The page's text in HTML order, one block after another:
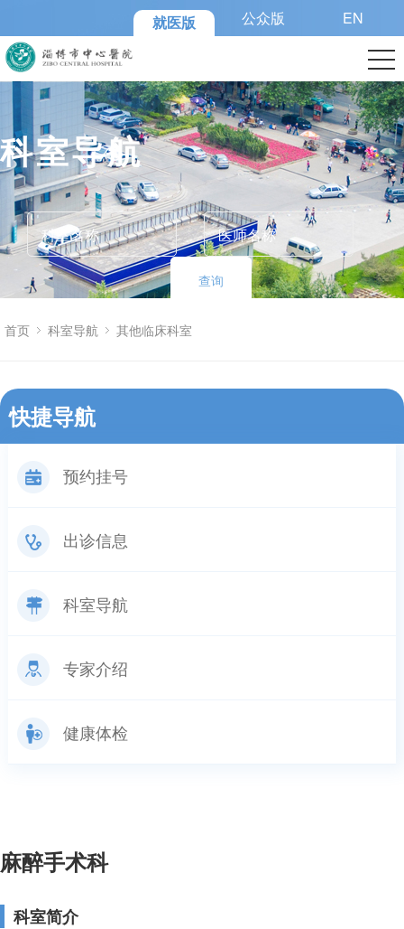
就医版 公众版 EN
科室导航
查询
首页 科室导航 其他临床科室
快捷导航
预约挂号
出诊信息
科室导航
专家介绍
健康体检
麻醉手术科
科室简介